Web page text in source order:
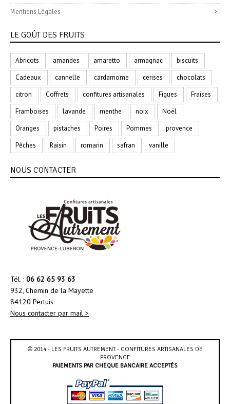
Mentions Légales
LE GOÛT DES FRUITS
Abricots amandes amaretto armagnac
biscuits
Cadeaux
cannelle cardamome cerises
chocolats
citron
Coffrets confitures artisanales Figues
Fraises
Framboises
lavande menthe noix
Noël
Oranges
pistaches Poires Pommes
provence
Pêches
Raisin romarin safran vanille
NOUS CONTACTER
Tél. : 06 62 65 93 63
932, Chemin de la Mayette
84120 Pertuis
Nous contacter par mail >
© 2014 - LES FRUITS AUTREMENT - CONFITURES ARTISANALES DE
PROVENCE
PAIEMENTS PAR CHÈQUE BANCAIRE ACCEPTÉS